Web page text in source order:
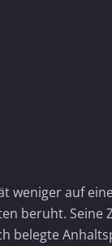
weniger auf
beruht. Seine
belegte